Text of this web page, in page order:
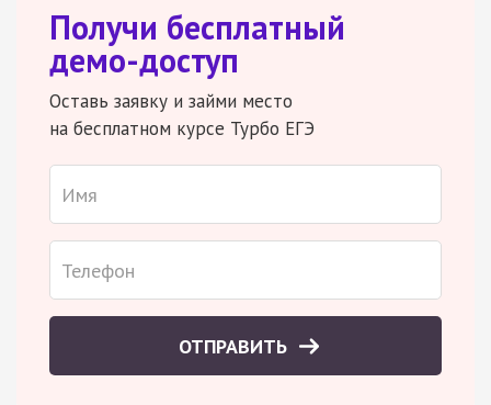
Получи бесплатный
демо-доступ
Оставь заявку и займи место
на бесплатном курсе Турбо ЕГЭ
ОТПРАВИТЬ